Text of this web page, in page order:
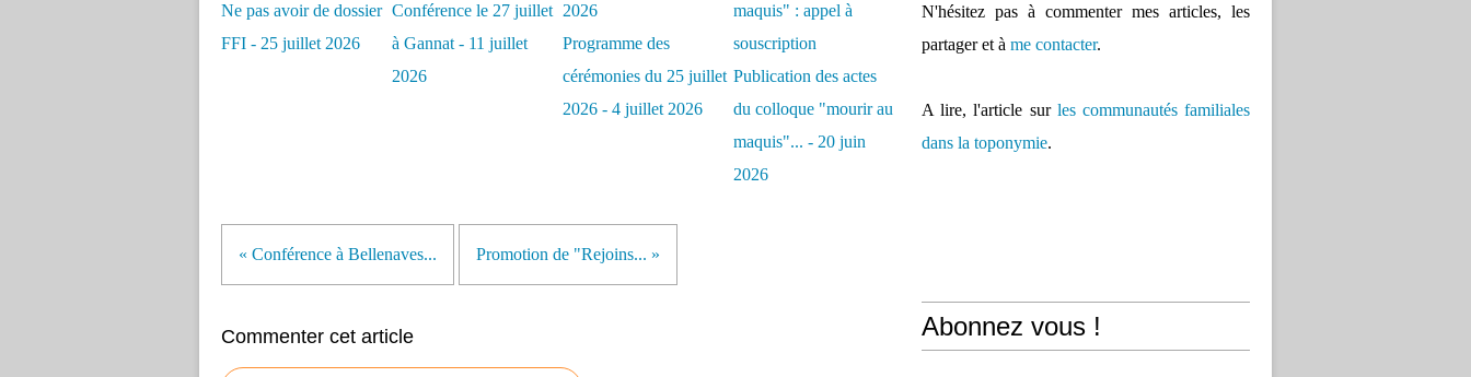
Ne pas avoir de dossier
FFI - 25 juillet 2026
Conférence le 27 juillet
à Gannat - 11 juillet
2026
Programme des
cérémonies du 25 juillet
2026 - 4 juillet 2026
Publication des actes
du colloque "mourir au
maquis"... - 20 juin
2026
« Conférence à Bellenaves... Promotion de "Rejoins... »
Commenter cet article
N'hésitez pas à commenter mes articles, les
partager et à me contacter.
A lire, l'article sur les communautés familiales
dans la toponymie.
Abonnez vous !